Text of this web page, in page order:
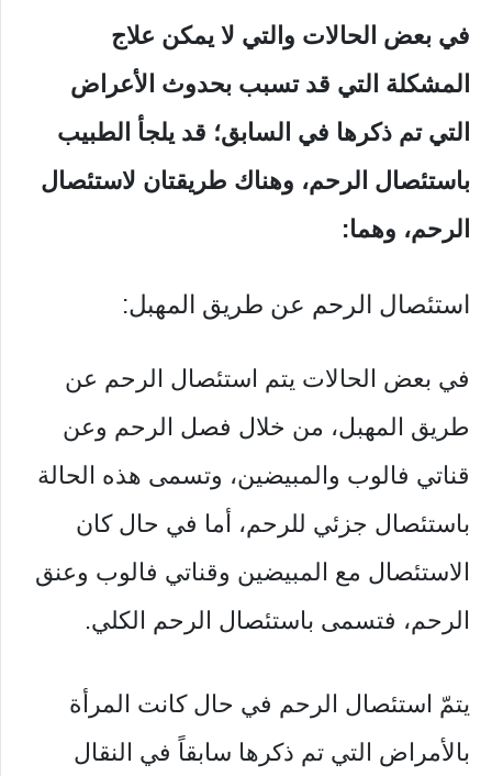
في بعض الحالات والتي لا يمكن علاج
المشكلة التي قد تسبب بحدوث الأعراض
التي تم ذكرها في السابق؛ قد يلجأ الطبيب
باستئصال الرحم، وهناك طريقتان لاستئصال
الرحم، وهما:
استئصال الرحم عن طريق المهبل:
في بعض الحالات يتم استئصال الرحم عن
طريق المهبل، من خلال فصل الرحم وعن
قناتي فالوب والمبيضين، وتسمى هذه الحالة
باستئصال جزئي للرحم، أما في حال كان
الاستئصال مع المبيضين وقناتي فالوب وعنق
الرحم، فتسمى باستئصال الرحم الكلي.
يتمّ استئصال الرحم في حال كانت المرأة
بالأمراض التي تم ذكرها سابقاً في النقال